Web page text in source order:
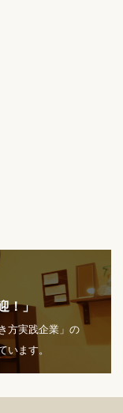
！」
方実践企業」の
ます。